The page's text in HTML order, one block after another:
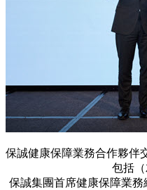
保誠健康保障業務合作夥伴
包括（
保誠集團首席健康保障業務